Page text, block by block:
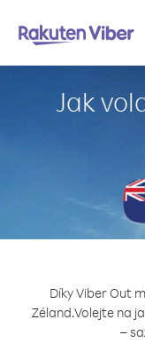
Jak
Díky Viber Out
Zéland.Volejte na
–